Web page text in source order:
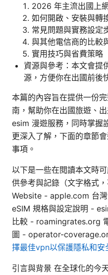
2026 年主流出國上
如何開啟、安裝與轉
常見問題與實務設定
與其他電信商的比較
實用技巧與省費策略
資源與參考：本文會提
源，方便你在出國前後
本篇的內容旨在提供一份
南，幫助你在出國旅遊、
esim 漫遊服務，同時掌握
更深入了解，下面的章節
事項。
以下是一些在閱讀本文時
供參考與記錄（文字格式
Website - apple.com 台
eSIM 規格與設定說明 -
比較 - roamingrates.org
圖 - operator-
擇最佳vpn以保護隱私和安
引言與背景 在全球化的今